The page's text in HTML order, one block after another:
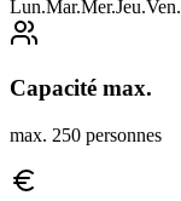
Lun.Mar.Mer.Jeu.Ven.
Capacité max.
max. 250 personnes